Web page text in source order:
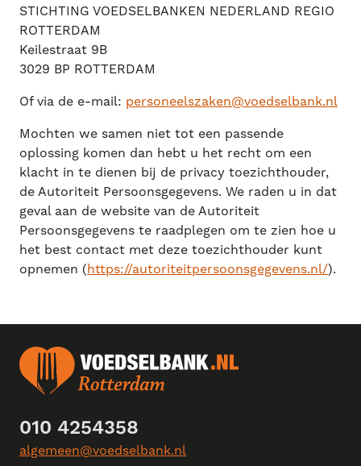
STICHTING VOEDSELBANKEN NEDERLAND REGIO
ROTTERDAM
Keilestraat 9B
3029 BP ROTTERDAM
Of via de e-mail: personeelszaken@voedselbank.nl
Mochten we samen niet tot een passende
oplossing komen dan hebt u het recht om een
klacht in te dienen bij de privacy toezichthouder,
de Autoriteit Persoonsgegevens. We raden u in dat
geval aan de website van de Autoriteit
Persoonsgegevens te raadplegen om te zien hoe u
het best contact met deze toezichthouder kunt
opnemen (https://autoriteitpersoonsgegevens.nl/).
010 4254358
algemeen@voedselbank.nl